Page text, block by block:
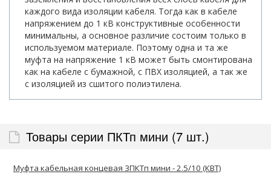
каждого вида изоляции кабеля. Тогда как в кабеле
напряжением до 1 кВ конструктивные особенности
минимальны, а основное различие состоим только в
используемом материале. Поэтому одна и та же
муфта на напряжение 1 кВ может быть смонтирована
как на кабеле с бумажной, с ПВХ изоляцией, а так же
с изоляцией из сшитого полиэтилена.
Товары серии ПКТп мини (7 шт.)
Муфта кабельная концевая 3ПКТп мини - 2.5/10 (КВТ)